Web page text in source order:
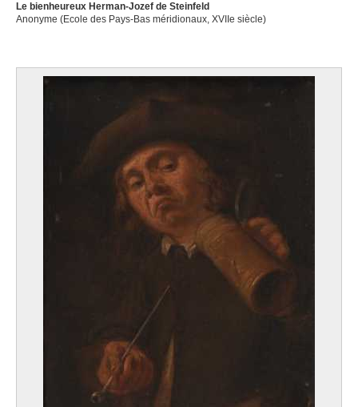
Le bienheureux Herman-Jozef de Steinfeld
Anonyme (Ecole des Pays-Bas méridionaux, XVIIe siècle)